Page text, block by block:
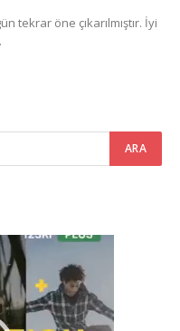
tekrar öne çıkarılmıştır. İyi